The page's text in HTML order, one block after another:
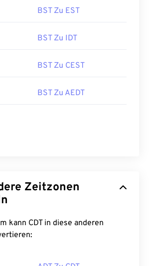
BST Zu EST
BST Zu IDT
BST Zu CEST
BST Zu AEDT
Zeitzonen
kann CDT in diese anderen